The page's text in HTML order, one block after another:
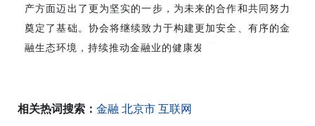
产方面迈出了更为坚实的一步，为未来的合作和共同努力
奠定了基础。协会将继续致力于构建更加安全、有序的金
融生态环境，持续推动金融业的健康发展。
相关热词搜索： 金融 北京市 互联网